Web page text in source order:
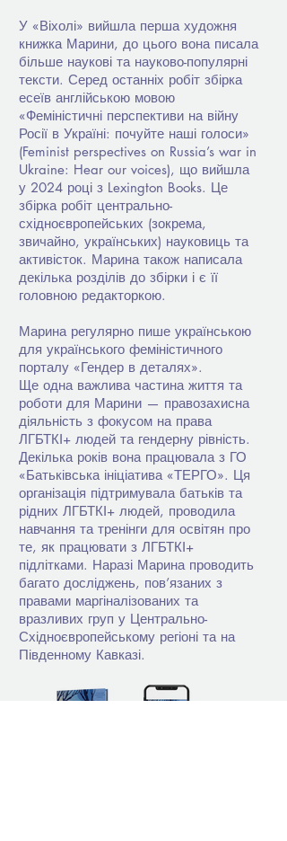
У «Віхолі» вийшла перша художня
книжка Марини, до цього вона писала
більше наукові та науково-популярні
тексти. Серед останніх робіт збірка
есеїв англійською мовою
«Феміністичні перспективи на війну
Росії в Україні: почуйте наші голоси»
(Feminist perspectives on Russia’s war in
Ukraine: Hear our voices), що вийшла
у 2024 році з Lexington Books. Це
збірка робіт центрально-
східноєвропейських (зокрема,
звичайно, українських) науковиць та
активісток. Марина також написала
декілька розділів до збірки і є її
головною редакторкою.
Марина регулярно пише українською
для українського феміністичного
порталу «Гендер в деталях».
Ще одна важлива частина життя та
роботи для Марини — правозахисна
діяльність з фокусом на права
ЛГБТКІ+ людей та гендерну рівність.
Декілька років вона працювала з ГО
«Батьківська ініціатива «ТЕРГО». Ця
організація підтримувала батьків та
рідних ЛГБТКІ+ людей, проводила
навчання та тренінги для освітян про
те, як працювати з ЛГБТКІ+
підлітками. Наразі Марина проводить
багато досліджень, пов’язаних з
правами маргіналізованих та
вразливих груп у Центрально-
Східноєвропейському регіоні та на
Південному Кавказі.